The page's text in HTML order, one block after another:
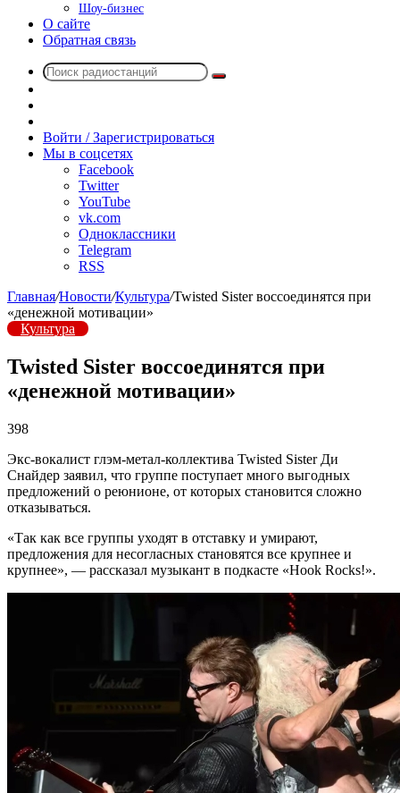
Шоу-бизнес
О сайте
Обратная связь
Поиск
радио
Войти / Зарегистрироваться
Мы в соцсетях
Facebook
Twitter
YouTube
vk.com
Одноклассники
Telegram
RSS
Главная/Новости/Культура/Twisted Sister воссоединятся при
«денежной мотивации»
Культура
Twisted Sister воссоединятся при
«денежной мотивации»
398
Экс-вокалист глэм-метал-коллектива Twisted Sister Ди
Снайдер заявил, что группе поступает много выгодных
предложений о реюнионе, от которых становится сложно
отказываться.
«Так как все группы уходят в отставку и умирают,
предложения для несогласных становятся все крупнее и
крупнее», — рассказал музыкант в подкасте «Hook Rocks!».